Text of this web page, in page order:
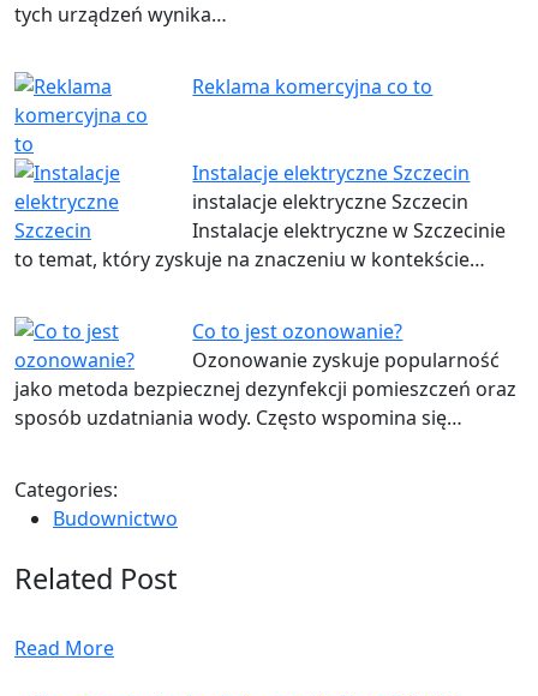
tych urządzeń wynika…
Reklama komercyjna co to
Instalacje elektryczne Szczecin
instalacje elektryczne Szczecin
Instalacje elektryczne w Szczecinie
to temat, który zyskuje na znaczeniu w kontekście…
Co to jest ozonowanie?
Ozonowanie zyskuje popularność
jako metoda bezpiecznej dezynfekcji pomieszczeń oraz
sposób uzdatniania wody. Często wspomina się…
Categories:
Budownictwo
Related Post
Read More